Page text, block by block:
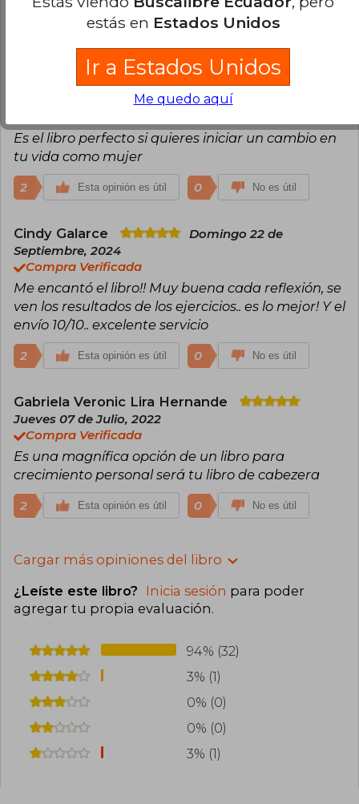
manera muy consciente para aprovecharlo al
máximo. ¡Me encanta!
1
Sábado 18 de Junio, 2022
Es el libro perfecto si quieres iniciar un cambio en
tu vida como mujer
2 Esta opinión es útil 0 No es útil
Cindy Galarce
Domingo 22 de
Septiembre, 2024
Compra Verificada
Me encantó el libro!! Muy buena cada reflexión, se
ven los resultados de los ejercicios.. es lo mejor! Y el
envío 10/10.. excelente servicio
2 Esta opinión es útil 0 No es útil
Gabriela Veronic Lira Hernande
Jueves 07 de Julio, 2022
Compra Verificada
Es una magnífica opción de un libro para
crecimiento personal será tu libro de cabezera
2 Esta opinión es útil 0 No es útil
Cargar más opiniones del libro
¿Leíste este libro? Inicia sesión para poder
agregar tu propia evaluación.
94% (32)
3% (1)
0% (0)
0% (0)
3% (1)
estás en Estados Unidos
Ir a Estados Unidos
Me quedo aquí